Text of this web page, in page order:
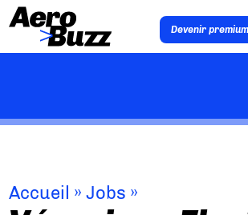
Devenir premium
Accueil »Jobs »